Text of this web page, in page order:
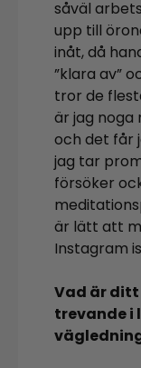
såväl
upp till
inåt, då
”klara av”
tror de
är jag noga
och det får
jag tar
försöker
är lätt att
Instagram
Vad är
trevande i